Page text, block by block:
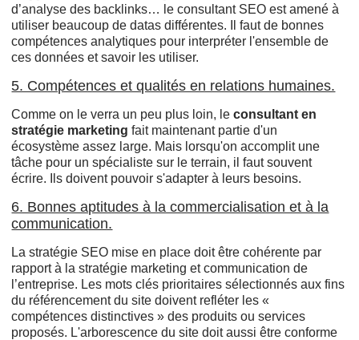
d’analyse des backlinks… le consultant SEO est amené à
utiliser beaucoup de datas différentes. Il faut de bonnes
compétences analytiques pour interpréter l'ensemble de
ces données et savoir les utiliser.
5. Compétences et qualités en relations humaines.
Comme on le verra un peu plus loin, le consultant en
stratégie marketingfait maintenant partie d'un
écosystème assez large. Mais lorsqu'on accomplit une
tâche pour un spécialiste sur le terrain, il faut souvent
écrire. Ils doivent pouvoir s'adapter à leurs besoins.
6. Bonnes aptitudes à la commercialisation et à la
communication.
La stratégie SEO mise en place doit être cohérente par
rapport à la stratégie marketing et communication de
l’entreprise. Les mots clés prioritaires sélectionnés aux fins
du référencement du site doivent refléter les «
compétences distinctives » des produits ou services
proposés. L'arborescence du site doit aussi être conforme